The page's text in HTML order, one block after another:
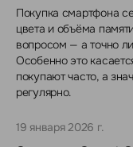
Покупка смартфона
цвета и объёма
вопросом — а точно
Особенно это
покупают часто, а
регулярно.
19 января 2026 г.